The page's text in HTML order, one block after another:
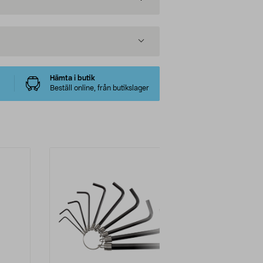
Hämta i butik
Beställ online, från butikslager